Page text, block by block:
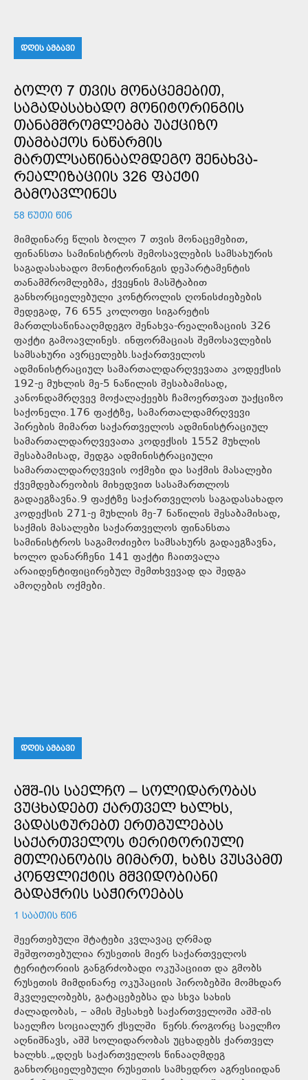
ᲓᲦᲘᲡ ᲐᲛᲑᲐᲕᲘ
ᲑᲝᲚᲝ 7 ᲗᲕᲘᲡ ᲛᲝᲜᲐᲪᲔᲛᲔᲑᲘᲗ,
ᲡᲐᲒᲐᲓᲐᲡᲐᲮᲐᲓᲝ ᲛᲝᲜᲘᲢᲝᲠᲘᲜᲒᲘᲡ
ᲗᲐᲜᲐᲛᲨᲠᲝᲛᲚᲔᲑᲛᲐ ᲣᲐᲥᲪᲘᲖᲝ
ᲗᲐᲛᲑᲐᲥᲝᲡ ᲜᲐᲬᲐᲠᲛᲘᲡ
ᲛᲐᲠᲗᲚᲡᲐᲬᲘᲜᲐᲐᲦᲛᲓᲔᲒᲝ ᲨᲔᲜᲐᲮᲕᲐ-
ᲠᲔᲐᲚᲘᲖᲐᲪᲘᲘᲡ 326 ᲤᲐᲥᲢᲘ
ᲒᲐᲛᲝᲐᲕᲚᲘᲜᲔᲡ
58 ᲬᲣᲗᲘ ᲬᲘᲜ
მიმდინარე წლის ბოლო 7 თვის მონაცემებით,
ფინანსთა სამინისტროს შემოსავლების სამსახურის
საგადასახადო მონიტორინგის დეპარტამენტის
თანამშრომლებმა, ქვეყნის მასშტაბით
განხორციელებული კონტროლის ღონისძიებების
შედეგად, 76 655 კოლოფი სიგარეტის
მართლსაწინააღმდეგო შენახვა-რეალიზაციის 326
ფაქტი გამოავლინეს. ინფორმაციას შემოსავლების
სამსახური ავრცელებს.საქართველოს
ადმინისტრაციულ სამართალდარღვევათა კოდექსის
192-ე მუხლის მე-5 ნაწილის შესაბამისად,
კანონდამრღვევ მოქალაქეებს ჩამოერთვათ უაქციზო
საქონელი.176 ფაქტზე, სამართალდამრღვევი
პირების მიმართ საქართველოს ადმინისტრაციულ
სამართალდარღვევათა კოდექსის 1552 მუხლის
შესაბამისად, შედგა ადმინისტრაციული
სამართალდარღვევის ოქმები და საქმის მასალები
ქვემდებარეობის მიხედვით სასამართლოს
გადაეგზავნა.9 ფაქტზე საქართველოს საგადასახადო
კოდექსის 271-ე მუხლის მე-7 ნაწილის შესაბამისად,
საქმის მასალები საქართველოს ფინანსთა
სამინისტროს საგამოძიებო სამსახურს გადაეგზავნა,
ხოლო დანარჩენი 141 ფაქტი ჩაითვალა
არაიდენტიფიცირებულ შემთხვევად და შედგა
ამოღების ოქმები.
ᲓᲦᲘᲡ ᲐᲛᲑᲐᲕᲘ
ᲐᲨᲨ-ᲘᲡ ᲡᲐᲔᲚᲩᲝ – ᲡᲝᲚᲘᲓᲐᲠᲝᲑᲐᲡ
ᲕᲣᲪᲮᲐᲓᲔᲑᲗ ᲥᲐᲠᲗᲕᲔᲚ ᲮᲐᲚᲮᲡ,
ᲕᲐᲓᲐᲡᲢᲣᲠᲔᲑᲗ ᲔᲠᲗᲒᲣᲚᲔᲑᲐᲡ
ᲡᲐᲥᲐᲠᲗᲕᲔᲚᲝᲡ ᲢᲔᲠᲘᲢᲝᲠᲘᲣᲚᲘ
ᲛᲗᲚᲘᲐᲜᲝᲑᲘᲡ ᲛᲘᲛᲐᲠᲗ, ᲮᲐᲖᲡ ᲕᲣᲡᲕᲐᲛᲗ
ᲙᲝᲜᲤᲚᲘᲥᲢᲘᲡ ᲛᲨᲕᲘᲓᲝᲑᲘᲐᲜᲘ
ᲒᲐᲓᲐᲭᲠᲘᲡ ᲡᲐᲭᲘᲠᲝᲔᲑᲐᲡ
1 ᲡᲐᲐᲗᲘᲡ ᲬᲘᲜ
შეერთებული შტატები კვლავაც ღრმად
შეშფოთებულია რუსეთის მიერ საქართველოს
ტერიტორიის განგრძობადი ოკუპაციით და გმობს
რუსეთის მიმდინარე ოკუპაციის პირობებში მომხდარ
მკვლელობებს, გატაცებებსა და სხვა სახის
ძალადობას, – ამის შესახებ საქართველოში აშშ-ის
საელჩო სოციალურ ქსელში წერს.როგორც საელჩო
აღნიშნავს, აშშ სოლიდარობას უცხადებს ქართველ
ხალხს.„დღეს საქართველოს წინააღმდეგ
განხორციელებული რუსეთის სამხედრო აგრესიიდან